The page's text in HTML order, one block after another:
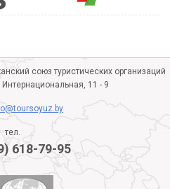
союз туристических организаций
11 - 9
тел.
618-79-95